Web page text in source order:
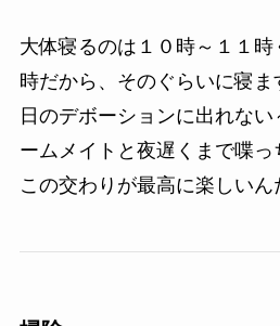
大体寝るのは１０時～１１時
時だから、そのぐらいに寝ま
日のデボーションに出れな
ームメイトと夜遅くまで喋
この交わりが最高に楽しいん